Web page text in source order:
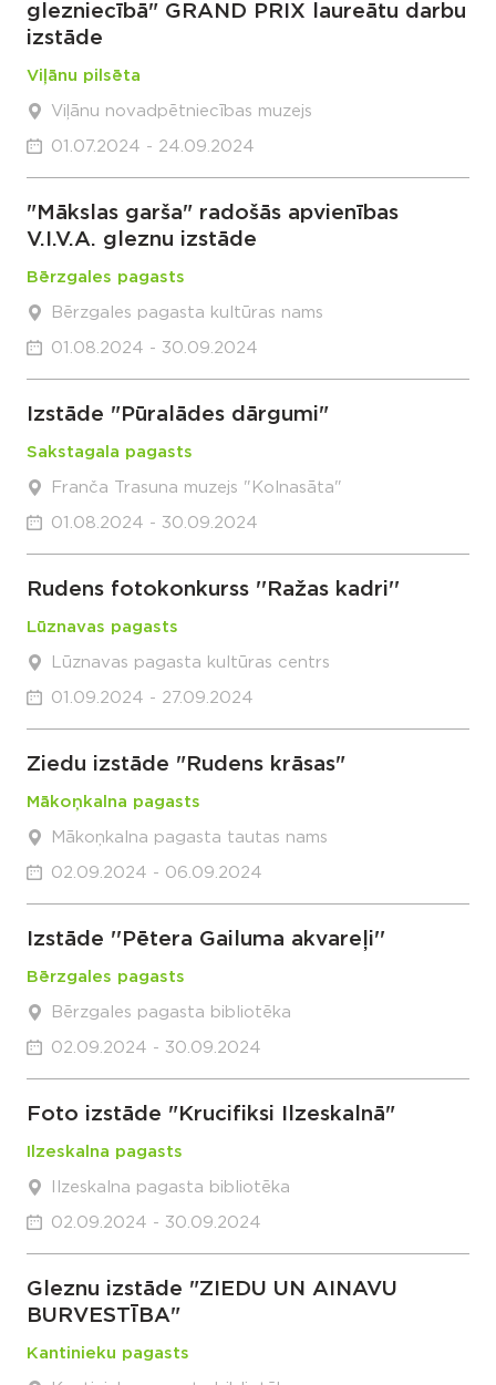
glezniecībā" GRAND PRIX laureātu darbu
izstāde
Viļānu pilsēta
Viļānu novadpētniecības muzejs
01.07.2024 - 24.09.2024
"Mākslas garša" radošās apvienības
V.I.V.A. gleznu izstāde
Bērzgales pagasts
Bērzgales pagasta kultūras nams
01.08.2024 - 30.09.2024
Izstāde "Pūralādes dārgumi"
Sakstagala pagasts
Franča Trasuna muzejs "Kolnasāta"
01.08.2024 - 30.09.2024
Rudens fotokonkurss ''Ražas kadri''
Lūznavas pagasts
Lūznavas pagasta kultūras centrs
01.09.2024 - 27.09.2024
Ziedu izstāde "Rudens krāsas"
Mākoņkalna pagasts
Mākoņkalna pagasta tautas nams
02.09.2024 - 06.09.2024
Izstāde ''Pētera Gailuma akvareļi''
Bērzgales pagasts
Bērzgales pagasta bibliotēka
02.09.2024 - 30.09.2024
Foto izstāde "Krucifiksi Ilzeskalnā"
Ilzeskalna pagasts
Ilzeskalna pagasta bibliotēka
02.09.2024 - 30.09.2024
Gleznu izstāde "ZIEDU UN AINAVU
BURVESTĪBA"
Kantinieku pagasts